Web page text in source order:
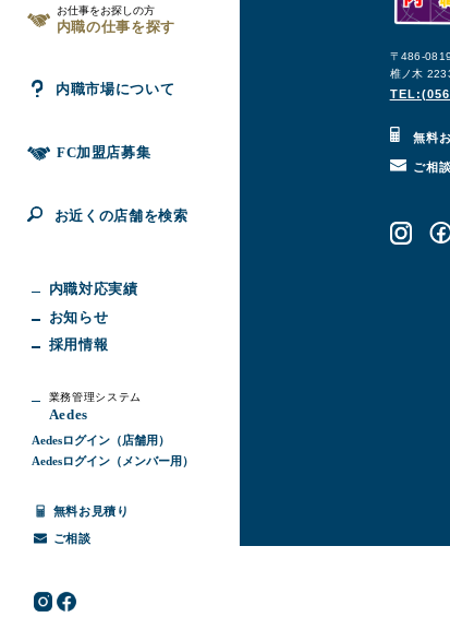
お仕事をお探しの方
内職の仕事を探す
内職市場について
FC加盟店募集
お近くの店舗を検索
内職対応実績
お知らせ
採用情報
業務管理システム
Aedes
Aedesログイン（店舗用）
Aedesログイン（メンバー用）
無料お見積り
ご相談
〒486-
椎ノ木
無料
ご相談